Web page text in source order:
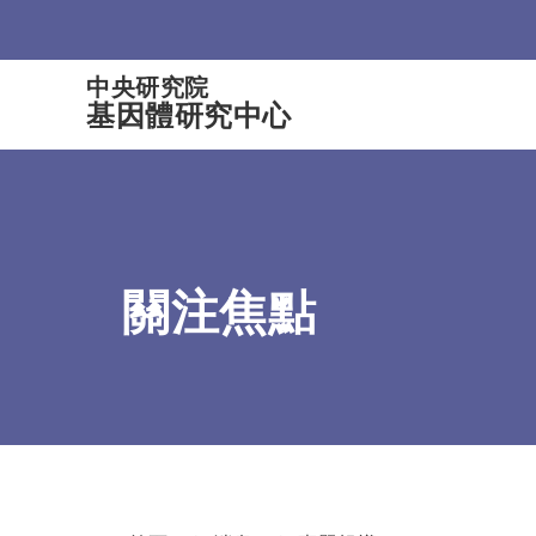
中央研究院
基因體研究中心
關注焦點